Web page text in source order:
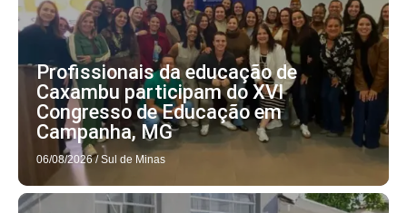
Profissionais da educação de
Caxambu participam do XVI
Congresso de Educação em
Campanha, MG
06/08/2026 / Sul de Minas